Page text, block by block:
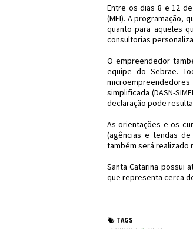
Entre os dias 8 e 12
(MEI). A programação,
quanto para aqueles
consultorias
O empreendedor
equipe do Sebrae.
simplificada (DASN-
declaração pode
As orientações e os
(agências e tendas
também será realizado
Santa Catarina possui
que representa cerca
TAGS